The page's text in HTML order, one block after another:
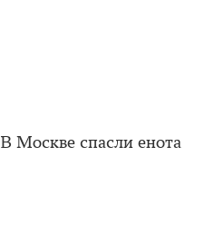
В Москве спасли енота